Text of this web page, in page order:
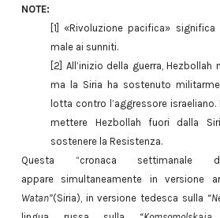
NOTE:
[1] «Rivoluzione pacifica»
male ai sunniti.
[2] All’inizio della guerra, Hezbollah
ma la Siria ha sostenuto
lotta contro l’aggressore
mettere Hezbollah fuori dalla
sostenere la Resistenza.
Questa “cronaca settimanale
appare simultaneamente in versione
Watan”(Siria), in versione tedesca sulla